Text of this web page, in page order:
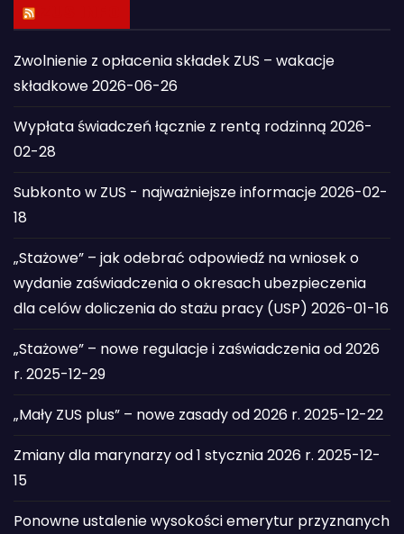
Zwolnienie z opłacenia składek ZUS – wakacje
składkowe2026-06-26
Wypłata świadczeń łącznie z rentą rodzinną 2026-
02-28
Subkonto w ZUS - najważniejsze informacje2026-02-
18
„Stażowe” – jak odebrać odpowiedź na wniosek o
wydanie zaświadczenia o okresach ubezpieczenia
dla celów doliczenia do stażu pracy (USP) 2026-01-16
„Stażowe” – nowe regulacje i zaświadczenia od 2026
r. 2025-12-29
„Mały ZUS plus” – nowe zasady od 2026 r. 2025-12-22
Zmiany dla marynarzy od 1 stycznia 2026 r. 2025-12-
15
Ponowne ustalenie wysokości emerytur przyznanych